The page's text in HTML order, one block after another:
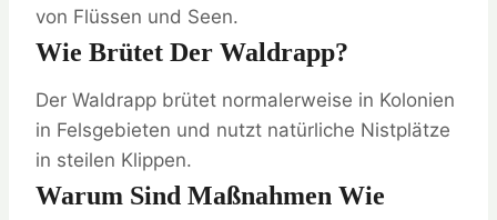
von Flüssen und Seen.
Wie Brütet Der Waldrapp?
Der Waldrapp brütet normalerweise in Kolonien
in Felsgebieten und nutzt natürliche Nistplätze
in steilen Klippen.
Warum Sind Maßnahmen Wie